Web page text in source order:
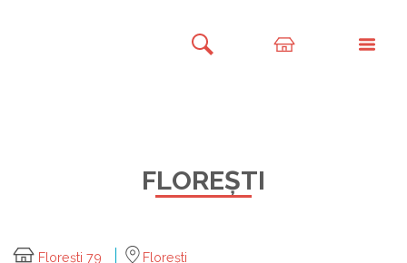
FLOREȘTI
Florești 79 Florești